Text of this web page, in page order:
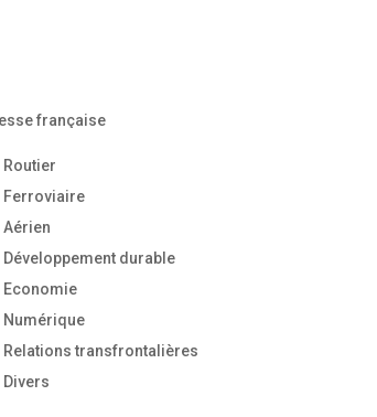
française
Routier
Ferroviaire
Aérien
Développement durable
Economie
Numérique
Relations transfrontalières
Divers